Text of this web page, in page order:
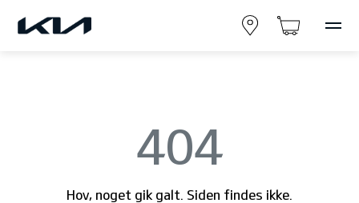
404
Hov, noget gik galt. Siden findes ikke.